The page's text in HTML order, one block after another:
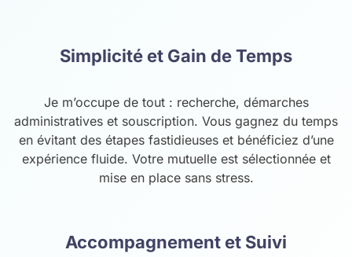
Simplicité et Gain de Temps
Je m’occupe de tout : recherche, démarches
administratives et souscription. Vous gagnez du temps
en évitant des étapes fastidieuses et bénéficiez d’une
expérience fluide. Votre mutuelle est sélectionnée et
mise en place sans stress.
Accompagnement et Suivi